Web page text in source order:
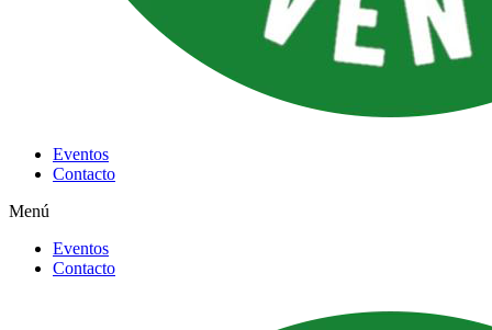
Eventos
Contacto
Menú
Eventos
Contacto